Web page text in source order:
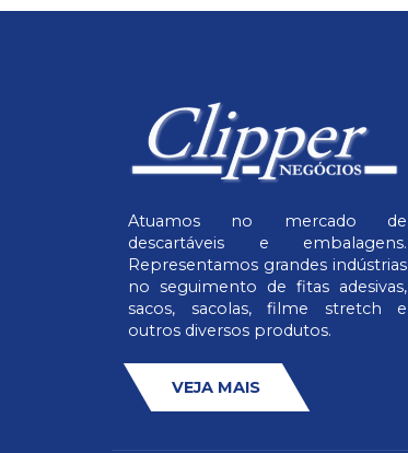
Atuamos no mercado de
descartáveis e embalagens.
Representamos grandes indústrias
no seguimento de fitas adesivas,
sacos, sacolas, filme stretch e
outros diversos produtos.
VEJA MAIS